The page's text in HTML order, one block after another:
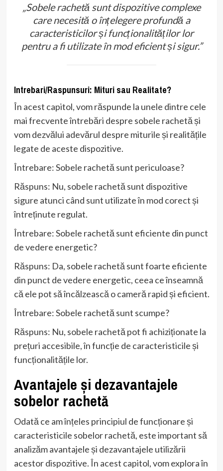
„Sobele rachetă sunt dispozitive complexe
care necesită o înțelegere profundă a
caracteristicilor și funcționalităților lor
pentru a fi utilizate în mod eficient și sigur.”
Intrebari/Raspunsuri: Mituri sau Realitate?
În acest capitol, vom răspunde la unele dintre cele
mai frecvente întrebări despre sobele rachetă și
vom dezvălui adevărul despre miturile și realitățile
legate de aceste dispozitive.
Întrebare: Sobele rachetă sunt periculoase?
Răspuns: Nu, sobele rachetă sunt dispozitive
sigure atunci când sunt utilizate în mod corect și
întreținute regulat.
Întrebare: Sobele rachetă sunt eficiente din punct
de vedere energetic?
Răspuns: Da, sobele rachetă sunt foarte eficiente
din punct de vedere energetic, ceea ce înseamnă
că ele pot să încălzească o cameră rapid și eficient.
Întrebare: Sobele rachetă sunt scumpe?
Răspuns: Nu, sobele rachetă pot fi achiziționate la
prețuri accesibile, în funcție de caracteristicile și
funcționalitățile lor.
Avantajele și dezavantajele
sobelor rachetă
Odată ce am înțeles principiul de funcționare și
caracteristicile sobelor rachetă, este important să
analizăm avantajele și dezavantajele utilizării
acestor dispozitive. În acest capitol, vom explora în